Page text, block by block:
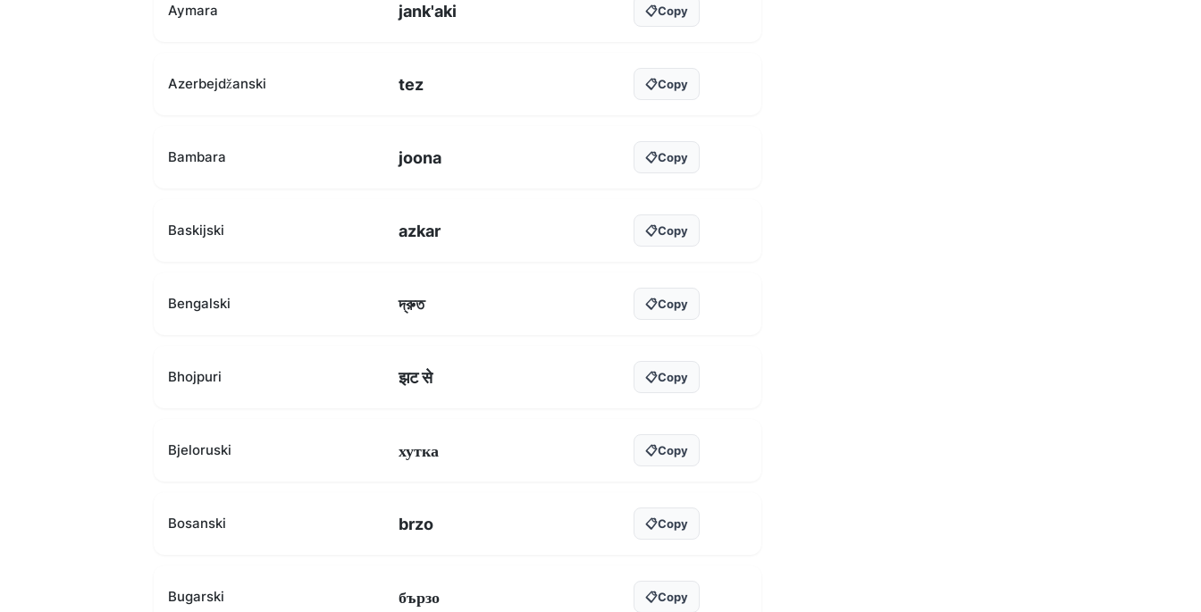
Aymara jank'aki 📋Copy
Azerbejdžanski tez 📋Copy
Bambara joona 📋Copy
Baskijski azkar 📋Copy
Bengalski দ্রুত 📋Copy
Bhojpuri झट से 📋Copy
Bjeloruski хутка 📋Copy
Bosanski brzo 📋Copy
Bugarski бързо 📋Copy